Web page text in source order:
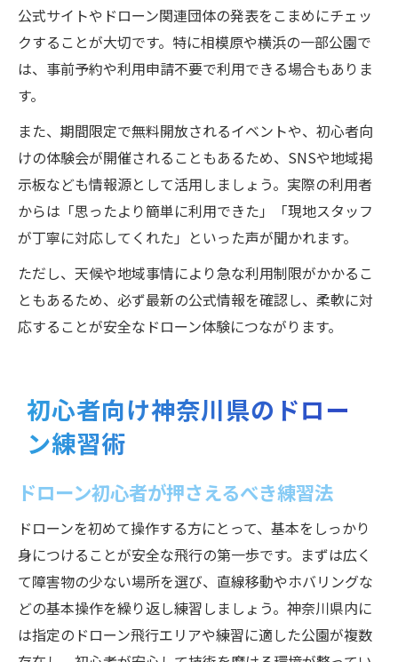
公式サイトやドローン関連団体の発表をこまめにチェッ
クすることが大切です。特に相模原や横浜の一部公園で
は、事前予約や利用申請不要で利用できる場合もありま
す。
また、期間限定で無料開放されるイベントや、初心者向
けの体験会が開催されることもあるため、SNSや地域掲
示板なども情報源として活用しましょう。実際の利用者
からは「思ったより簡単に利用できた」「現地スタッフ
が丁寧に対応してくれた」といった声が聞かれます。
ただし、天候や地域事情により急な利用制限がかかるこ
ともあるため、必ず最新の公式情報を確認し、柔軟に対
応することが安全なドローン体験につながります。
初心者向け神奈川県のドロー
ン練習術
ドローン初心者が押さえるべき練習法
ドローンを初めて操作する方にとって、基本をしっかり
身につけることが安全な飛行の第一歩です。まずは広く
て障害物の少ない場所を選び、直線移動やホバリングな
どの基本操作を繰り返し練習しましょう。神奈川県内に
は指定のドローン飛行エリアや練習に適した公園が複数